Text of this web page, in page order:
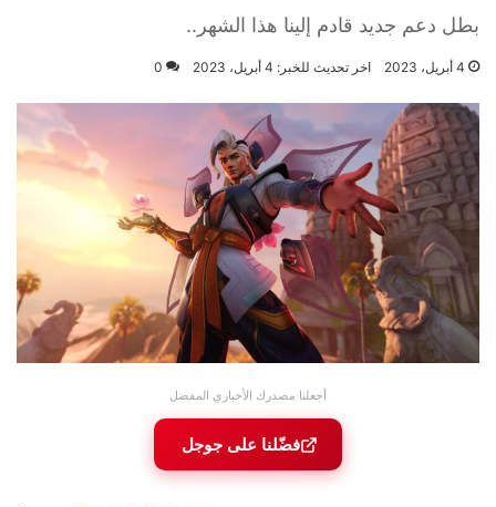
بطل دعم جديد قادم إلينا هذا الشهر..
4 أبريل، 2023 اخر تحديث للخبر: 4 أبريل، 2023 0
أجعلنا مصدرك الأخباري المفضل
فضّلنا على جوجل